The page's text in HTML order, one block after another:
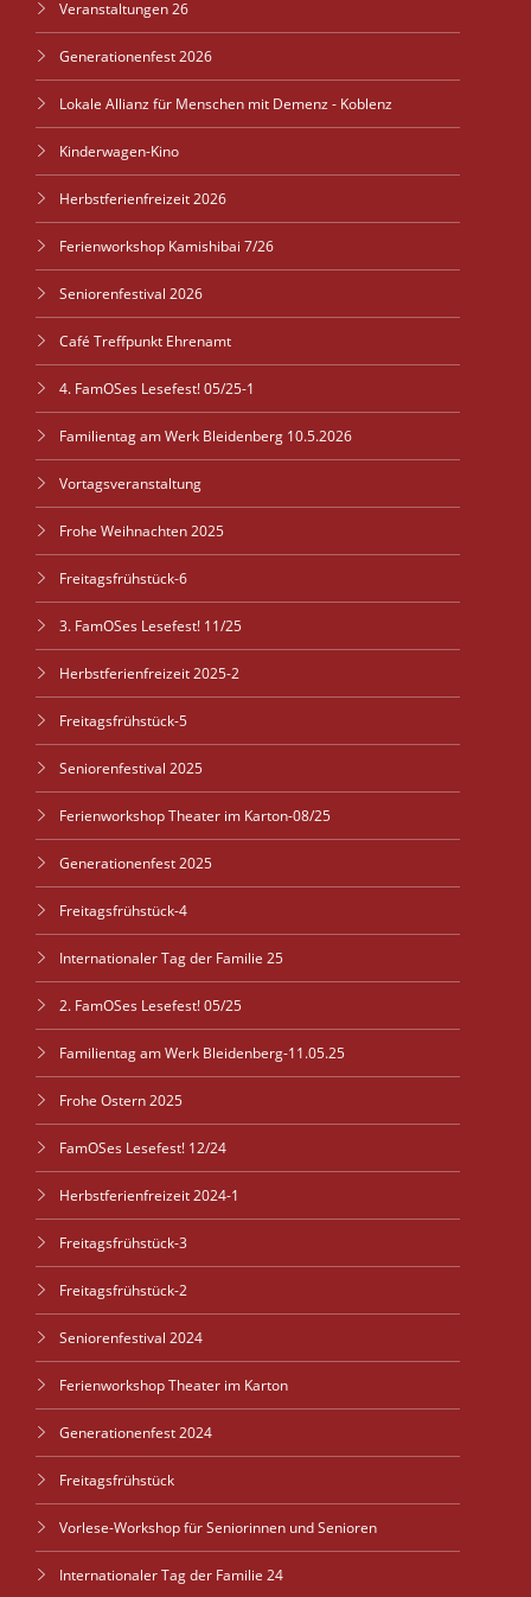
Veranstaltungen 26
Generationenfest 2026
Lokale Allianz für Menschen mit Demenz - Koblenz
Kinderwagen-Kino
Herbstferienfreizeit 2026
Ferienworkshop Kamishibai 7/26
Seniorenfestival 2026
Café Treffpunkt Ehrenamt
4. FamOSes Lesefest! 05/25-1
Familientag am Werk Bleidenberg 10.5.2026
Vortagsveranstaltung
Frohe Weihnachten 2025
Freitagsfrühstück-6
3. FamOSes Lesefest! 11/25
Herbstferienfreizeit 2025-2
Freitagsfrühstück-5
Seniorenfestival 2025
Ferienworkshop Theater im Karton-08/25
Generationenfest 2025
Freitagsfrühstück-4
Internationaler Tag der Familie 25
2. FamOSes Lesefest! 05/25
Familientag am Werk Bleidenberg-11.05.25
Frohe Ostern 2025
FamOSes Lesefest! 12/24
Herbstferienfreizeit 2024-1
Freitagsfrühstück-3
Freitagsfrühstück-2
Seniorenfestival 2024
Ferienworkshop Theater im Karton
Generationenfest 2024
Freitagsfrühstück
Vorlese-Workshop für Seniorinnen und Senioren
Internationaler Tag der Familie 24